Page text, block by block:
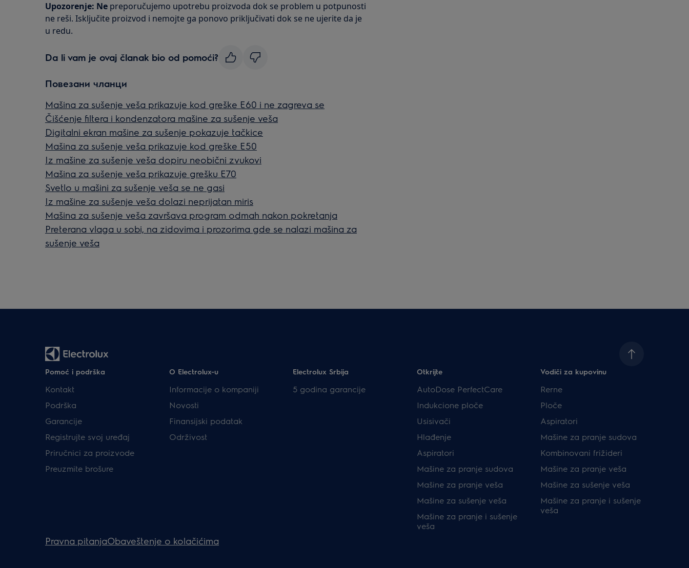
Upozorenje: Ne preporučujemo upotrebu proizvoda dok se problem u potpunosti
ne reši. Isključite proizvod i nemojte ga ponovo priključivati dok se ne ujerite da je
u redu.
Da li vam je ovaj članak bio od pomoći?
Повезани чланци
Mašina za sušenje veša prikazuje kod greške E60 i ne zagreva se
Čišćenje filtera i kondenzatora mašine za sušenje veša
Digitalni ekran mašine za sušenje pokazuje tačkice
Mašina za sušenje veša prikazuje kod greške E50
Iz mašine za sušenje veša dopiru neobični zvukovi
Mašina za sušenje veša prikazuje grešku E70
Svetlo u mašini za sušenje veša se ne gasi
Iz mašine za sušenje veša dolazi neprijatan miris
Mašina za sušenje veša završava program odmah nakon pokretanja
Preterana vlaga u sobi, na zidovima i prozorima gde se nalazi mašina za
sušenje veša
Pomoć i podrška
Kontakt
Podrška
Garancije
Registrujte svoj uređaj
Priručnici za proizvode
Preuzmite brošure
O Electrolux-u
Informacije o kompaniji
Novosti
Finansijski podatak
Održivost
Electrolux Srbija
5 godina garancije
Otkrijte
AutoDose PerfectCare
Indukcione ploče
Usisivači
Hlađenje
Aspiratori
Mašine za pranje sudova
Mašine za pranje veša
Mašine za sušenje veša
Mašine za pranje i sušenje
veša
Vodiči za kupovinu
Rerne
Ploče
Aspiratori
Mašine za pranje sudova
Kombinovani frižideri
Mašine za pranje veša
Mašine za sušenje veša
Mašine za pranje i sušenje
veša
Pravna pitanjaObaveštenje o kolačićima